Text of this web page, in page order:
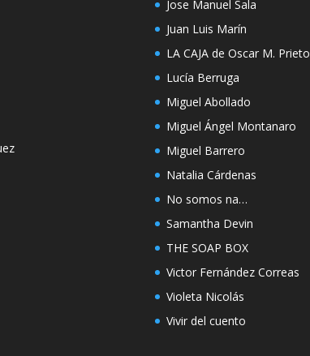
Jose Manuel Sala
Juan Luis Marín
LA CAJA de Oscar M. Prieto
Lucía Berruga
Miguel Abollado
Miguel Ángel Montanaro
Miguel Barrero
Natalia Cárdenas
No somos na…
Samantha Devin
THE SOAP BOX
Victor Fernández Correas
Violeta Nicolás
Vivir del cuento